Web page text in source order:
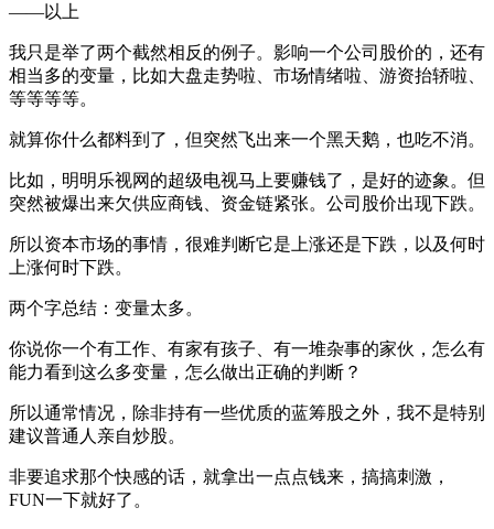
——以上
我只是举了两个截然相反的例子。影响一个公司股价的，还有
相当多的变量，比如大盘走势啦、市场情绪啦、游资抬轿啦、
等等等等。
就算你什么都料到了，但突然飞出来一个黑天鹅，也吃不消。
比如，明明乐视网的超级电视马上要赚钱了，是好的迹象。但
突然被爆出来欠供应商钱、资金链紧张。公司股价出现下跌。
所以资本市场的事情，很难判断它是上涨还是下跌，以及何时
上涨何时下跌。
两个字总结：变量太多。
你说你一个有工作、有家有孩子、有一堆杂事的家伙，怎么有
能力看到这么多变量，怎么做出正确的判断？
所以通常情况，除非持有一些优质的蓝筹股之外，我不是特别
建议普通人亲自炒股。
非要追求那个快感的话，就拿出一点点钱来，搞搞刺激，
FUN一下就好了。